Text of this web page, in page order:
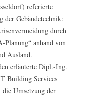
referierte
der Gebäudetechnik:
durch
Planung“ anhand von
Ausland.
erläuterte Dipl.-Ing.
Building Services
Umsetzung der